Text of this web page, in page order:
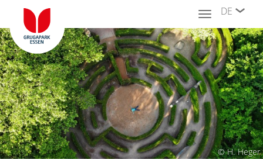
DE
Toggle
navigation
© H. Heger